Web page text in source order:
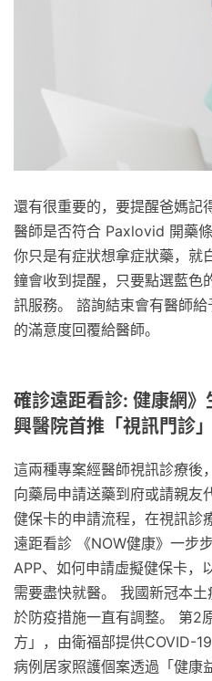
還有很重要的，要提醒爸媽記
醫師是否符合 Paxlovid 開藥
你只是有症狀想拿症狀藥，就
鐘會收到提醒，只要點選藍色
訊服務。 諮詢結束會有醫師
的滿意度回覆給醫師。
確診遠距看診: 健康網
興醫院首推「視訊門診」
這兩種專案經醫師視訊診療後
向藥局申請送藥到府或請親友
健保卡的申請流程，在視訊診
遠距看診 《NOW健康》一步
APP、如何申請虛擬健保卡，
需要盡快就醫。 我國新冠本
於防疫措施一直有調整。 第2
方」，由衛福部提供COVID-
病例居家照護個案透過「健康